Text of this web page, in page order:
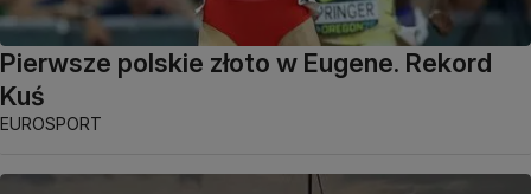
Pierwsze polskie złoto w Eugene. Rekord
Kuś
EUROSPORT